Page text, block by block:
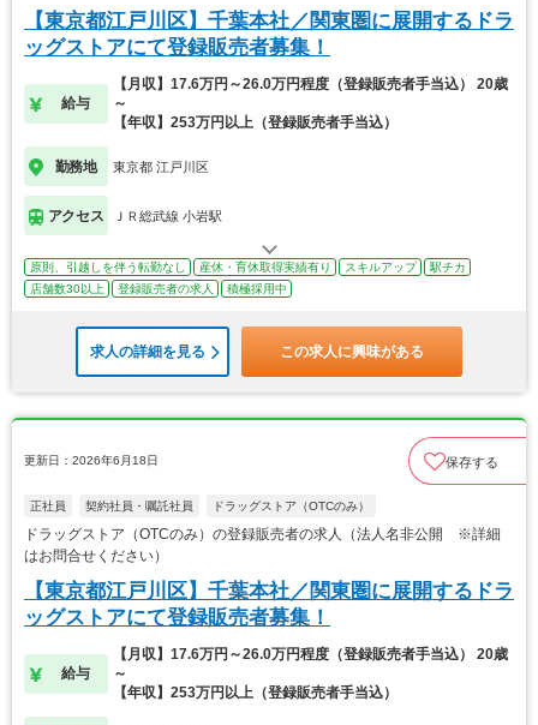
【東京都江戸川区】千葉本社／関東圏に展開するドラ
ッグストアにて登録販売者募集！
給与
【月収】17.6万円～26.0万円程度（登録販売者手当込） 20歳
～
【年収】253万円以上（登録販売者手当込）
勤務地 東京都 江戸川区
アクセス ＪＲ総武線 小岩駅
原則、引越しを伴う転勤なし 産休・育休取得実績有り スキルアップ
駅チカ
店舗数30以上
登録販売者の求人 積極採用中
求人の詳細を見る この求人に興味がある
更新日：2026年6月18日 保存する
正社員 契約社員・嘱託社員 ドラッグストア（OTCのみ）
ドラッグストア（OTCのみ）の登録販売者の求人（法人名非公開 ※詳細
はお問合せください）
【東京都江戸川区】千葉本社／関東圏に展開するドラ
ッグストアにて登録販売者募集！
給与
【月収】17.6万円～26.0万円程度（登録販売者手当込） 20歳
～
【年収】253万円以上（登録販売者手当込）